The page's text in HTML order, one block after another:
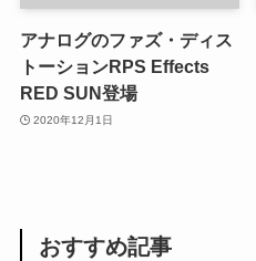
アナログのファズ・ディス
トーションRPS Effects
RED SUN登場
2020年12月1日
おすすめ記事